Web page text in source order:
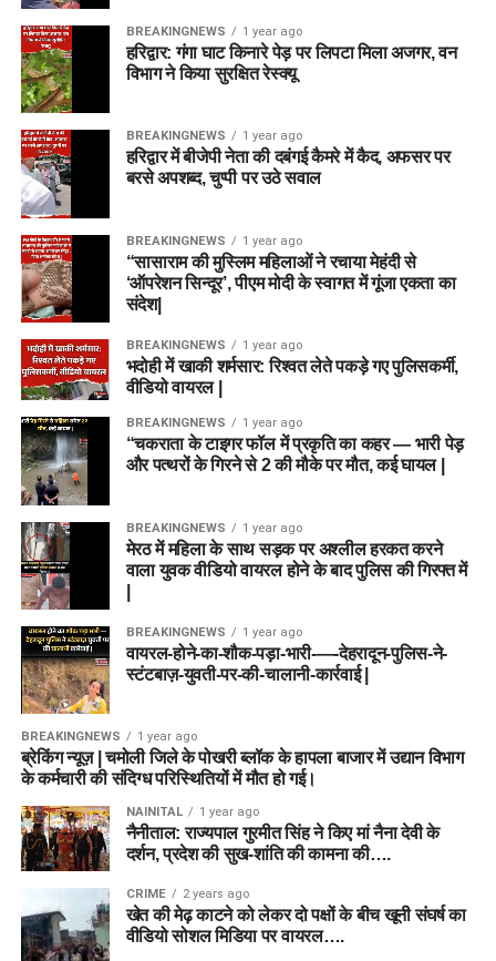
BREAKINGNEWS 1 year ago
हरिद्वार: गंगा घाट किनारे पेड़ पर लिपटा मिला अजगर, वन
विभाग ने किया सुरक्षित रेस्क्यू
BREAKINGNEWS 1 year ago
हरिद्वार में बीजेपी नेता की दबंगई कैमरे में कैद, अफसर पर
बरसे अपशब्द, चुप्पी पर उठे सवाल
BREAKINGNEWS 1 year ago
“सासाराम की मुस्लिम महिलाओं ने रचाया मेहंदी से
‘ऑपरेशन सिन्दूर’, पीएम मोदी के स्वागत में गूंजा एकता का
संदेश|
BREAKINGNEWS 1 year ago
भदोही में खाकी शर्मसार: रिश्वत लेते पकड़े गए पुलिसकर्मी,
वीडियो वायरल |
BREAKINGNEWS 1 year ago
“चकराता के टाइगर फॉल में प्रकृति का कहर — भारी पेड़
और पत्थरों के गिरने से 2 की मौके पर मौत, कई घायल |
BREAKINGNEWS 1 year ago
मेरठ में महिला के साथ सड़क पर अश्लील हरकत करने
वाला युवक वीडियो वायरल होने के बाद पुलिस की गिरफ्त में
BREAKINGNEWS 1 year ago
वायरल-होने-का-शौक-पड़ा-भारी-—-देहरादून-पुलिस-ने-
स्टंटबाज़-युवती-पर-की-चालानी-कार्रवाई |
BREAKINGNEWS 1 year ago
ब्रेकिंग न्यूज़ | चमोली जिले के पोखरी ब्लॉक के हापला बाजार में उद्यान विभाग
के कर्मचारी की संदिग्ध परिस्थितियों में मौत हो गई।
NAINITAL 1 year ago
नैनीताल: राज्यपाल गुरमीत सिंह ने किए मां नैना देवी के
दर्शन, प्रदेश की सुख-शांति की कामना की….
CRIME 2 years ago
खेत की मेढ़ काटने को लेकर दो पक्षों के बीच खूनी संघर्ष का
वीडियो सोशल मिडिया पर वायरल….